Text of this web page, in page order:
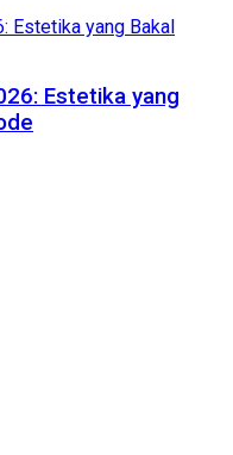
Estetika yang